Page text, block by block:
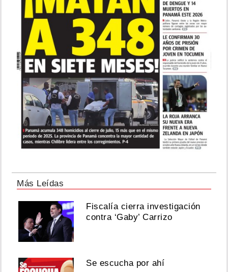
Más Leídas
Fiscalía cierra investigación
contra ‘Gaby’ Carrizo
Se escucha por ahí